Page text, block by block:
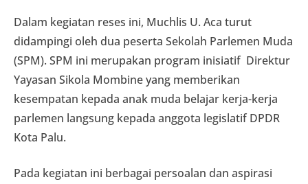
Dalam kegiatan reses ini, Muchlis U. Aca turut
didampingi oleh dua peserta Sekolah Parlemen Muda
(SPM). SPM ini merupakan program inisiatif Direktur
Yayasan Sikola Mombine yang memberikan
kesempatan kepada anak muda belajar kerja-kerja
parlemen langsung kepada anggota legislatif DPDR
Kota Palu.
Pada kegiatan ini berbagai persoalan dan aspirasi